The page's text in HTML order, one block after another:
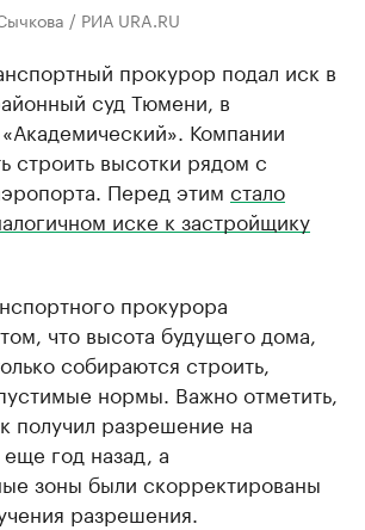
/ РИА URA.RU
прокурор подал иск в
суд Тюмени, в
Компании
строить высотки рядом с
Перед этим стало
иске к застройщику
прокурора
что высота будущего дома,
собираются строить,
нормы. Важно отметить,
получил разрешение на
год назад, а
зоны были скорректированы
разрешения.